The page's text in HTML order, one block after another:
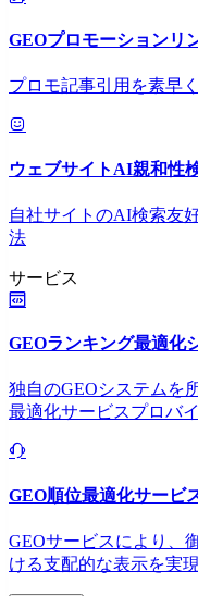
GEOプロモーションリ
プロモ記事引用を素早
ウェブサイトAI親和性
自社サイトのAI検索友
法
サービス
GEOランキング最適化
独自のGEOシステムを
最適化サービスプロバ
GEO順位最適化サービ
GEOサービスにより、
ける支配的な表示を実現​